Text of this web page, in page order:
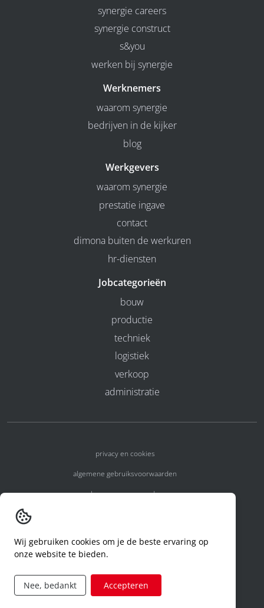
synergie careers
synergie construct
s&you
werken bij synergie
Werknemers
waarom synergie
bedrijven in de kijker
blog
Werkgevers
waarom synergie
prestatie ingave
contact
dimona buiten de werkuren
hr-diensten
Jobcategorieën
bouw
productie
techniek
logistiek
verkoop
administratie
privacy en cookies
algemene gebruiksvoorwaarden
algemene voorwaarden
code of conduct
aanvraag rechten ivm privacy
Wij gebruiken cookies om je de beste ervaring op
onze website te bieden.
Nee, bedankt Accepteren